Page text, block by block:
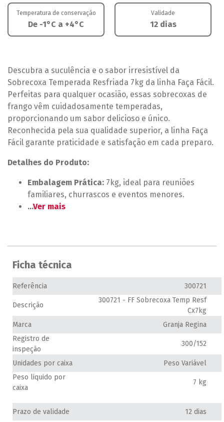
Temperatura de conservação
De -1°C a +4°C
Validade
12 dias
Descubra a suculência e o sabor irresistível da
Sobrecoxa Temperada Resfriada 7kg da linha Faça Fácil.
Perfeitas para qualquer ocasião, essas sobrecoxas de
frango vêm cuidadosamente temperadas,
proporcionando um sabor delicioso e único.
Reconhecida pela sua qualidade superior, a linha Faça
Fácil garante praticidade e satisfação em cada preparo.
Detalhes do Produto:
Embalagem Prática: 7kg, ideal para reuniões
familiares, churrascos e eventos menores.
...Ver mais
Ficha técnica
Referência 300721
Descrição
300721 - FF Sobrecoxa Temp Resf
Cx7kg
Marca
Granja Regina
Registro de
inspeção
300/152
Unidades por caixa
Peso Variável
Peso liquido por
caixa
7 kg
Prazo de validade 12 dias